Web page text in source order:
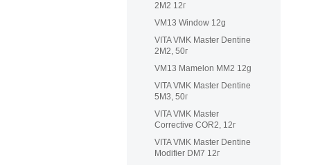
2M2 12г
VM13 Window 12g
VITA VMK Master Dentine
2M2, 50г
VM13 Mamelon MM2 12g
VITA VMK Master Dentine
5M3, 50г
VITA VMK Master
Corrective COR2, 12г
VITA VMK Master Dentine
Modifier DM7 12г